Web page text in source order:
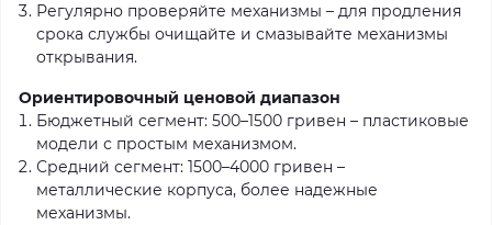
Регулярно проверяйте механизмы – для продления
срока службы очищайте и смазывайте механизмы
открывания.
Ориентировочный ценовой диапазон
Бюджетный сегмент: 500–1500 гривен – пластиковые
модели с простым механизмом.
Средний сегмент: 1500–4000 гривен –
металлические корпуса, более надежные
механизмы.